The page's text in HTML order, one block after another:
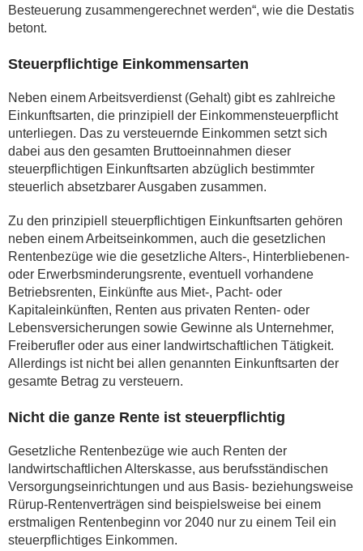
Besteuerung zusammengerechnet werden“, wie die Destatis
betont.
Steuerpflichtige Einkommensarten
Neben einem Arbeitsverdienst (Gehalt) gibt es zahlreiche
Einkunftsarten, die prinzipiell der Einkommensteuerpflicht
unterliegen. Das zu versteuernde Einkommen setzt sich
dabei aus den gesamten Bruttoeinnahmen dieser
steuerpflichtigen Einkunftsarten abzüglich bestimmter
steuerlich absetzbarer Ausgaben zusammen.
Zu den prinzipiell steuerpflichtigen Einkunftsarten gehören
neben einem Arbeitseinkommen, auch die gesetzlichen
Rentenbezüge wie die gesetzliche Alters-, Hinterbliebenen-
oder Erwerbsminderungsrente, eventuell vorhandene
Betriebsrenten, Einkünfte aus Miet-, Pacht- oder
Kapitaleinkünften, Renten aus privaten Renten- oder
Lebensversicherungen sowie Gewinne als Unternehmer,
Freiberufler oder aus einer landwirtschaftlichen Tätigkeit.
Allerdings ist nicht bei allen genannten Einkunftsarten der
gesamte Betrag zu versteuern.
Nicht die ganze Rente ist steuerpflichtig
Gesetzliche Rentenbezüge wie auch Renten der
landwirtschaftlichen Alterskasse, aus berufsständischen
Versorgungseinrichtungen und aus Basis- beziehungsweise
Rürup-Rentenverträgen sind beispielsweise bei einem
erstmaligen Rentenbeginn vor 2040 nur zu einem Teil ein
steuerpflichtiges Einkommen.